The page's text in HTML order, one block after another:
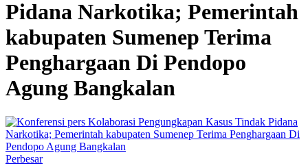
Pidana Narkotika; Pemerintah
kabupaten Sumenep Terima
Penghargaan Di Pendopo
Agung Bangkalan
Perbesar